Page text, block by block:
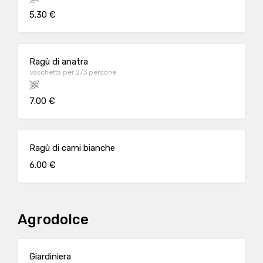
5.30 €
Ragù di anatra
Vaschetta per 2/3 persone
7.00 €
Ragù di carni bianche
6.00 €
Agrodolce
Giardiniera